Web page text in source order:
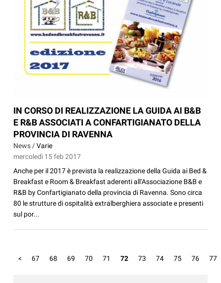
IN CORSO DI REALIZZAZIONE LA GUIDA AI B&B
E R&B ASSOCIATI A CONFARTIGIANATO DELLA
PROVINCIA DI RAVENNA
News /Varie
mercoledì 15 feb 2017
Anche per il 2017 è prevista la realizzazione della Guida ai Bed &
Breakfast e Room & Breakfast aderenti all’Associazione B&B e
R&B by Confartigianato della provincia di Ravenna. Sono circa
80 le strutture di ospitalità extralberghiera associate e presenti
sul por...
< 67 68 69 70 71 72 73 74 75 76 77